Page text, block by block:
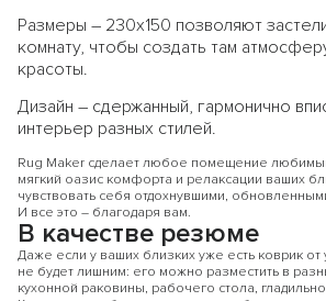
Размеры – 230х150 позволяют
комнату, чтобы создать там
красоты.
Дизайн – сдержанный, гармонично
интерьер разных стилей.
Rug Maker сделает любое помещение
мягкий оазис комфорта и релаксации ваших
чувствовать себя отдохнувшими,
И все это – благодаря вам.
В качестве резюме
Даже если у ваших близких уже есть коврик от
не будет лишним: его можно разместить в
кухонной раковины, рабочего стола,